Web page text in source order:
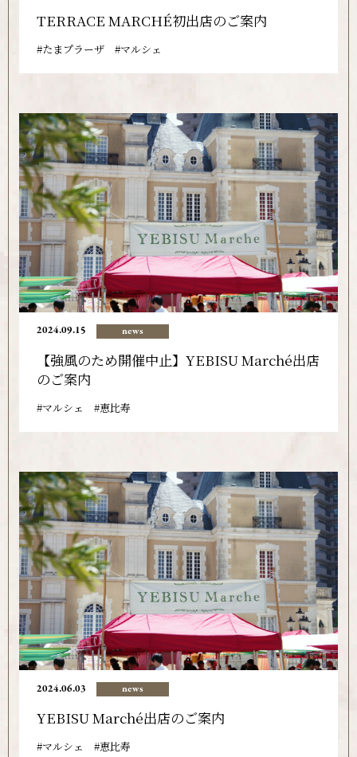
TERRACE MARCHÉ初出店のご案内
たまプラーザ マルシェ
2024.09.15 news
【強風のため開催中止】YEBISU Marché出店
のご案内
マルシェ 恵比寿
2024.06.03 news
YEBISU Marché出店のご案内
マルシェ 恵比寿